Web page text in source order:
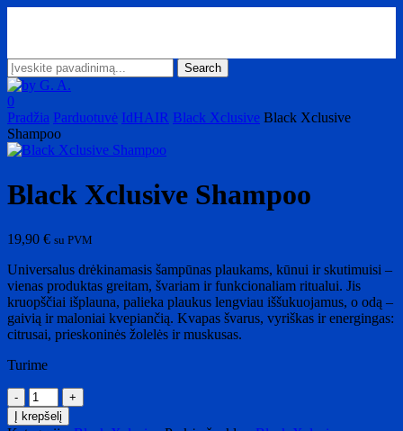
content
Search
Close
Search
search
account
0
Menu
Pradžia Parduotuvė IdHAIR Black Xclusive Black Xclusive
Shampoo
Black Xclusive Shampoo
19,90 € su PVM
Universalus drėkinamasis šampūnas plaukams, kūnui ir skutimuisi –
vienas produktas greitam, švariam ir funkcionaliam ritualui. Jis
kruopščiai išplauna, palieka plaukus lengviau iššukuojamus, o odą –
gaivią ir maloniai kvepiančią. Kvapas švarus, vyriškas ir energingas:
citrusai, prieskoninės žolelės ir muskusas.
Turime
produkto
kiekis:
Black
Į krepšelį